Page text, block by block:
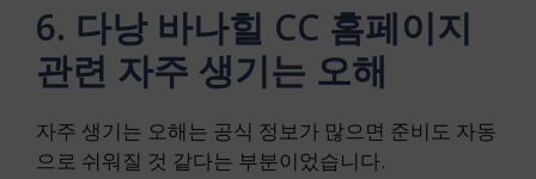
6. 다낭 바나힐 CC 홈페이지
관련 자주 생기는 오해
자주 생기는 오해는 공식 정보가 많으면 준비도 자동
으로 쉬워질 것 같다는 부분이었습니다.